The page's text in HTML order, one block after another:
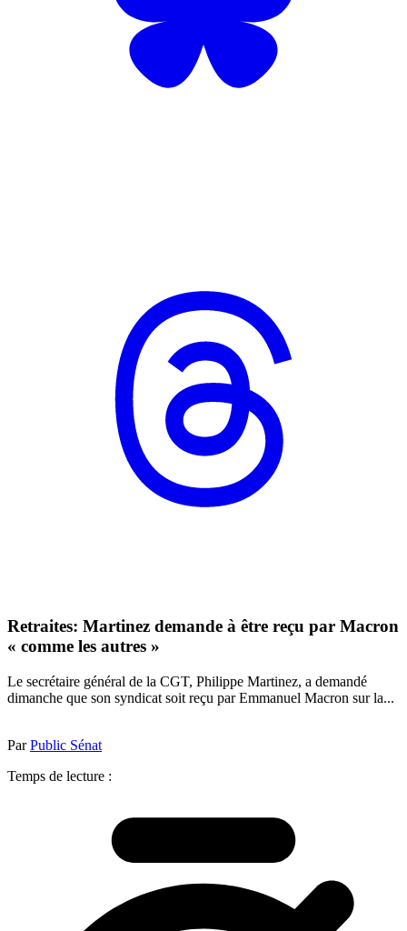
Retraites: Martinez demande à être reçu par Macron
« comme les autres »
Le secrétaire général de la CGT, Philippe Martinez, a demandé
dimanche que son syndicat soit reçu par Emmanuel Macron sur la...
ParPublic Sénat
Temps de lecture :